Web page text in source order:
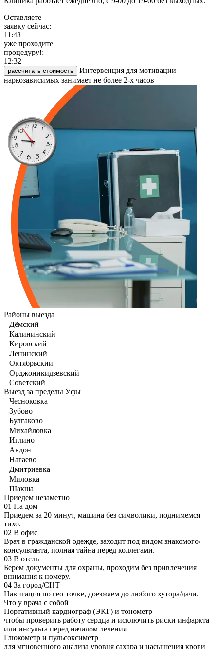
Оставляете
заявку сейчас:
11:43
уже проходите
процедуру!:
12:32
рассчитать стоимость
Интервенция для мотивации
наркозависимых занимает не более 2-х часов
Районы выезда
Дёмский
Калининский
Кировский
Ленинский
Октябрьский
Орджоникидзевский
Советский
Выезд за пределы Уфы
Чесноковка
Зубово
Булгаково
Михайловка
Иглино
Авдон
Нагаево
Дмитриевка
Миловка
Шакша
Приедем незаметно
01 На дом
Приедем за 20 минут, машина без символики, поднимемся
тихо.
02 В офис
Врач в гражданской одежде, заходит под видом знакомого/
консультанта, полная тайна перед коллегами.
03 В отель
Берем документы для охраны, проходим без привлечения
внимания к номеру.
04 За город/СНТ
Навигация по гео-точке, доезжаем до любого хутора/дачи.
Что у врача с собой
Портативный кардиограф (ЭКГ) и тонометр
чтобы проверить работу сердца и исключить риски инфаркта
или инсульта перед началом лечения
Глюкометр и пульсоксиметр
для мгновенного анализа уровня сахара и насыщения крови